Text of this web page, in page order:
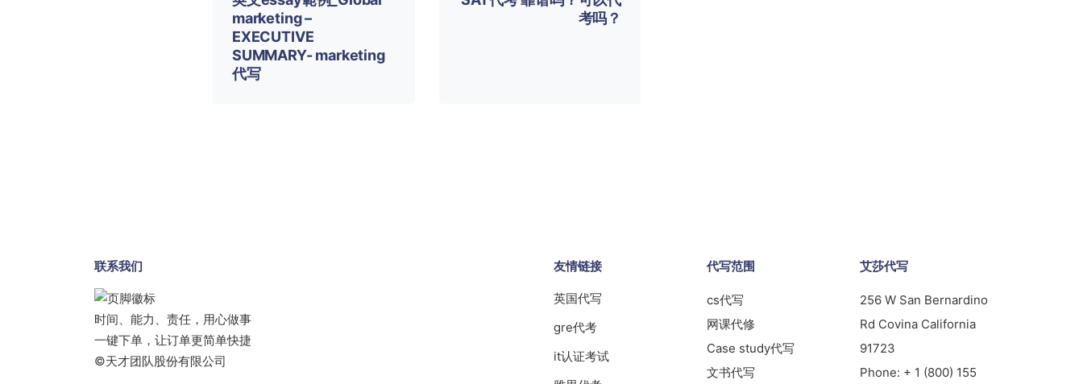
marketing –
EXECUTIVE
SUMMARY- marketing
代写
考吗？
联系我们
时间、能力、责任，用心做事
一键下单，让订单更简单快捷
©天才团队股份有限公司
友情链接
英国代写
gre代考
it认证考试
代写范围
cs代写
网课代修
Case study代写
文书代写
艾莎代写
256 W San Bernardino
Rd Covina California
91723
Phone: + 1 (800) 155